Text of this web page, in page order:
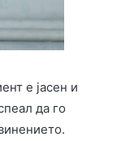
е јасен и
да го